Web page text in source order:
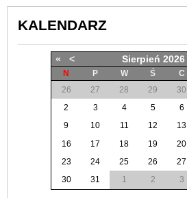
KALENDARZ
« < Sierpień 2026
N P W Ś C
26
27 28 29 30
2
3 4 5 6
9
10 11 12 13
16
17 18 19 20
23
24 25 26 27
30
31 1 2 3